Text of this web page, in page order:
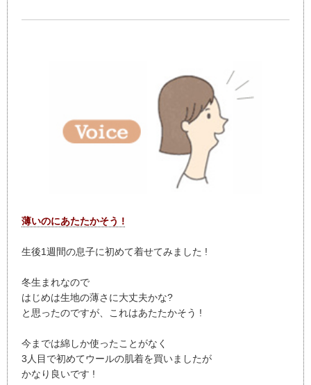
薄いのにあたたかそう !
生後1週間の息子に初めて着せてみました !
冬生まれなので
はじめは生地の薄さに大丈夫かな?
と思ったのですが、これはあたたかそう !
今までは綿しか使ったことがなく
3人目で初めてウールの肌着を買いましたが
かなり良いです !